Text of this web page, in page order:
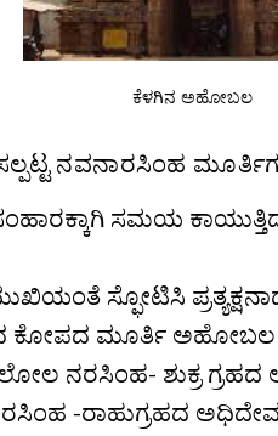
ಕೆಳಗಿನ ಅಹೋಬಲ
ನವನಾರಸಿಂಹ
ಸಮಯ
ಸ್ಫೋಟಿಸಿ
ಕೋಪದ ಮೂರ್ತಿ ಅಹೋಬಲ
ನರಸಿಂಹ- ಶುಕ್ರ ಗ್ರಹದ
-ರಾಹುಗ್ರಹದ